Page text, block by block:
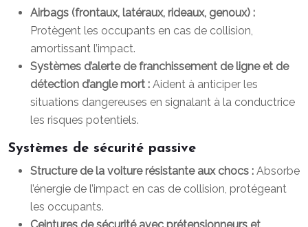
Airbags (frontaux, latéraux, rideaux, genoux) :
Protègent les occupants en cas de collision,
amortissant l’impact.
Systèmes d’alerte de franchissement de ligne et de
détection d’angle mort : Aident à anticiper les
situations dangereuses en signalant à la conductrice
les risques potentiels.
Systèmes de sécurité passive
Structure de la voiture résistante aux chocs : Absorbe
l’énergie de l’impact en cas de collision, protégeant
les occupants.